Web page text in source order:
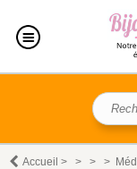
Accueil > > > >